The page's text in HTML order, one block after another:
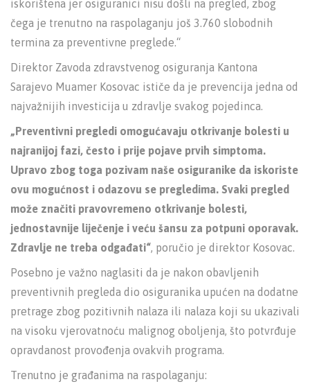
iskorištena jer osiguranici nisu došli na pregled, zbog
čega je trenutno na raspolaganju još 3.760 slobodnih
termina za preventivne preglede.“
Direktor Zavoda zdravstvenog osiguranja Kantona
Sarajevo Muamer Kosovac ističe da je prevencija jedna od
najvažnijih investicija u zdravlje svakog pojedinca.
„Preventivni pregledi omogućavaju otkrivanje bolesti u
najranijoj fazi, često i prije pojave prvih simptoma.
Upravo zbog toga pozivam naše osiguranike da iskoriste
ovu mogućnost i odazovu se pregledima. Svaki pregled
može značiti pravovremeno otkrivanje bolesti,
jednostavnije liječenje i veću šansu za potpuni oporavak.
Zdravlje ne treba odgađati“, poručio je direktor Kosovac.
Posebno je važno naglasiti da je nakon obavljenih
preventivnih pregleda dio osiguranika upućen na dodatne
pretrage zbog pozitivnih nalaza ili nalaza koji su ukazivali
na visoku vjerovatnoću malignog oboljenja, što potvrđuje
opravdanost provođenja ovakvih programa.
Trenutno je građanima na raspolaganju: